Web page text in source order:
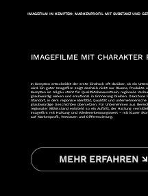
IMAGEFILM IN KEMPTEN: MARKENPROFIL MIT SUBSTANZ UND
IMAGEFILME MIT CHARAKTER
In Kempten entscheidet der erste Eindruck oft darüber, ob ein
wird. Ein guter Imagefilm zeigt deshalb nicht nur Räume,
Kempten im Allgäu steht für Qualitätsbewusstsein, regionale
glaubwürdig wirken und emotional in Erinnerung bleiben.
Standort, in dem regionale Identität, Qualität und
glaubwürdige Geschichten übersetzen. Für Unternehmen aus
regionaler Mittelstand entsteht so ein Auftritt, der Haltung
Imagefilm mit Haltung und Wiedererkennungswert – mit klarer
auf Markenprofil, Vertrauen und Differenzierung.
MEHR ERFAHREN ↘